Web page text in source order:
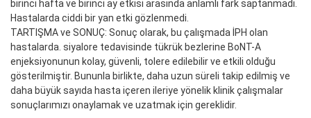
birinci hafta ve birinci ay etkisi arasında anlamlı fark saptanmadı.
Hastalarda ciddi bir yan etki gözlenmedi.
TARTIŞMA ve SONUÇ: Sonuç olarak, bu çalışmada İPH olan
hastalarda. siyalore tedavisinde tükrük bezlerine BoNT-A
enjeksiyonunun kolay, güvenli, tolere edilebilir ve etkili olduğu
gösterilmiştir. Bununla birlikte, daha uzun süreli takip edilmiş ve
daha büyük sayıda hasta içeren ileriye yönelik klinik çalışmalar
sonuçlarımızı onaylamak ve uzatmak için gereklidir.